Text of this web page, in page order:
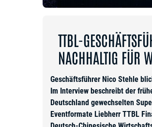
TTBL-
NACHHALTIG FÜR
Geschäftsführer Nico Stehle
Im Interview beschreibt der
Deutschland gewechselten
Eventformate Liebherr TTBL